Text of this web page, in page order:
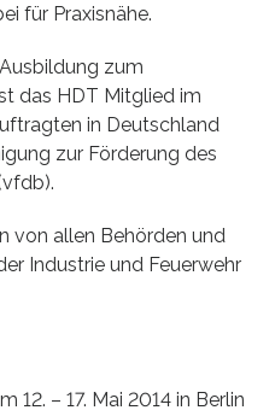
für Praxisnähe.
zum
das HDT Mitglied im
in Deutschland
zur Förderung des
von allen Behörden und
Industrie und Feuerwehr
– 17. Mai 2014 in Berlin